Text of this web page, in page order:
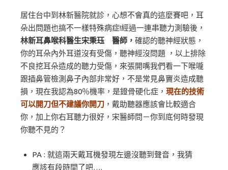
居住台中到林新醫院就診，心想不會真的這麼賽吧，耳
朵出問題也搞不一樣特殊病症!經過一連串聽力測驗後，
林新耳鼻喉科醫生宋秉珏 醫師， 確認的聽神經狀態，
你的耳朵內外耳道沒有受傷，聽神經沒問題 ，以上排除
不良挖耳朵造成的聽力受傷，來張開嘴我們看一下喉嚨
跟插鼻管檢測鼻子內部非常好，不是常見鼻竇炎造成聽
損，現在我認為80％機率，是鐙骨硬化症， 現在的技術
可以開刀但不建議你開刀 ，戴助聽器應該會比較適合
你，加上你右耳聽力很好，宋醫師問－你到底何時發現
你聽不見的？
PA : 就這兩天戴耳機發現左邊沒聽到聲音，我猜
應該有段時間了吧….